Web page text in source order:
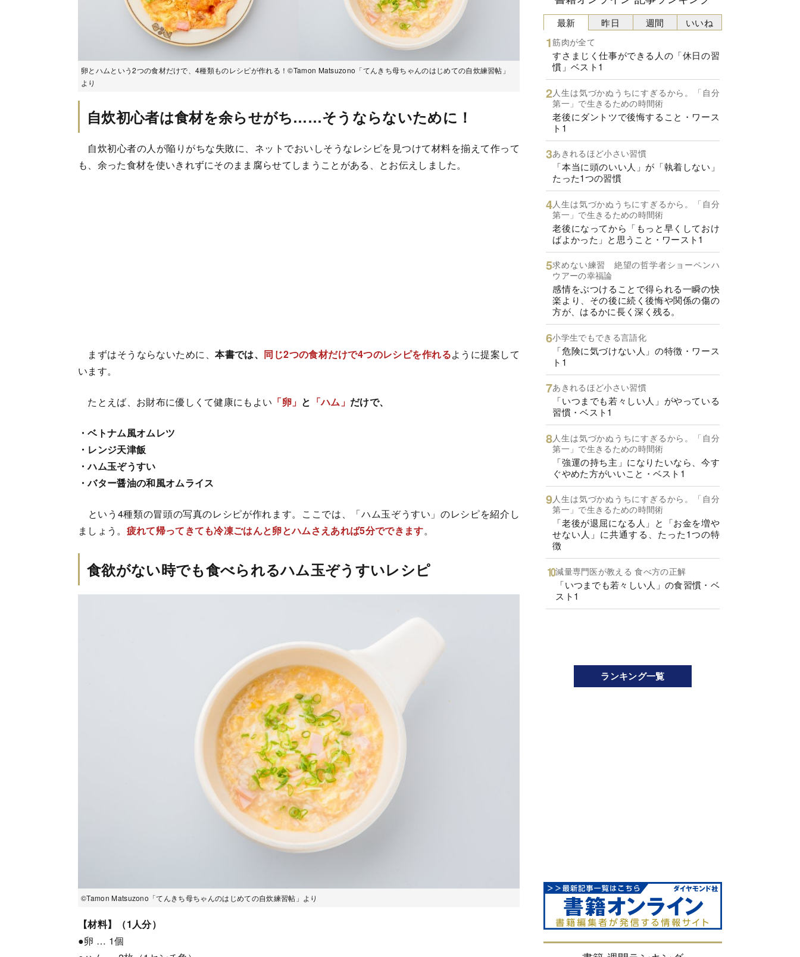
卵とハムという2つの食材だけで、4種類ものレシピが作れる！©Tamon Matsuzono「てんきち母ちゃんのはじめての自炊練習帖」
より
自炊初心者は食材を余らせがち……そうならないために！
自炊初心者の人が陥りがちな失敗に、ネットでおいしそうなレシピを見つけて材料を揃えて作って
も、余った食材を使いきれずにそのまま腐らせてしまうことがある、とお伝えしました。
まずはそうならないために、本書では、 同じ2つの食材だけで4つのレシピを作れるように提案して
います。
たとえば、お財布に優しくて健康にもよい 「卵」 と 「ハム」 だけで、
・ベトナム風オムレツ
・レンジ天津飯
・ハム玉ぞうすい
・バター醤油の和風オムライス
という4種類の冒頭の写真のレシピが作れます。ここでは、「ハム玉ぞうすい」のレシピを紹介し
ましょう。 疲れて帰ってきても冷凍ごはんと卵とハムさえあれば5分でできます。
食欲がない時でも食べられるハム玉ぞうすいレシピ
©Tamon Matsuzono「てんきち母ちゃんのはじめての自炊練習帖」より
【材料】（1人分）
●卵 … 1個
最新
筋肉が全て
すさまじく仕事ができる人の「休日の習
慣」ベスト1
人生は気づかぬうちにすぎるから。「自分
第一」で生きるための時間術
老後にダントツで後悔すること・ワース
ト1
あきれるほど小さい習慣
「本当に頭のいい人」が「執着しない」
たった1つの習慣
人生は気づかぬうちにすぎるから。「自分
第一」で生きるための時間術
老後になってから「もっと早くしておけ
ばよかった」と思うこと・ワースト1
求めない練習 絶望の哲学者ショーペンハ
ウアーの幸福論
感情をぶつけることで得られる一瞬の快
楽より、その後に続く後悔や関係の傷の
方が、はるかに長く深く残る。
小学生でもできる言語化
「危険に気づけない人」の特徴・ワース
ト1
あきれるほど小さい習慣
「いつまでも若々しい人」がやっている
習慣・ベスト1
人生は気づかぬうちにすぎるから。「自分
第一」で生きるための時間術
「強運の持ち主」になりたいなら、今す
ぐやめた方がいいこと・ベスト1
人生は気づかぬうちにすぎるから。「自分
第一」で生きるための時間術
「老後が退屈になる人」と「お金を増や
せない人」に共通する、たった1つの特
徴
減量専門医が教える 食べ方の正解
「いつまでも若々しい人」の食習慣・ベ
スト1
昨日 週間 いいね
ランキング一覧